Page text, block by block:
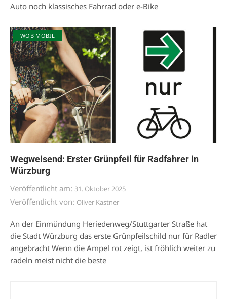
Auto noch klassisches Fahrrad oder e-Bike
WOB MOBIL
Wegweisend: Erster Grünpfeil für Radfahrer in
Würzburg
Veröffentlicht am: 31. Oktober 2025
Veröffentlicht von: Oliver Kastner
An der Einmündung Heriedenweg/Stuttgarter Straße hat
die Stadt Würzburg das erste Grünpfeilschild nur für Radler
angebracht Wenn die Ampel rot zeigt, ist fröhlich weiter zu
radeln meist nicht die beste